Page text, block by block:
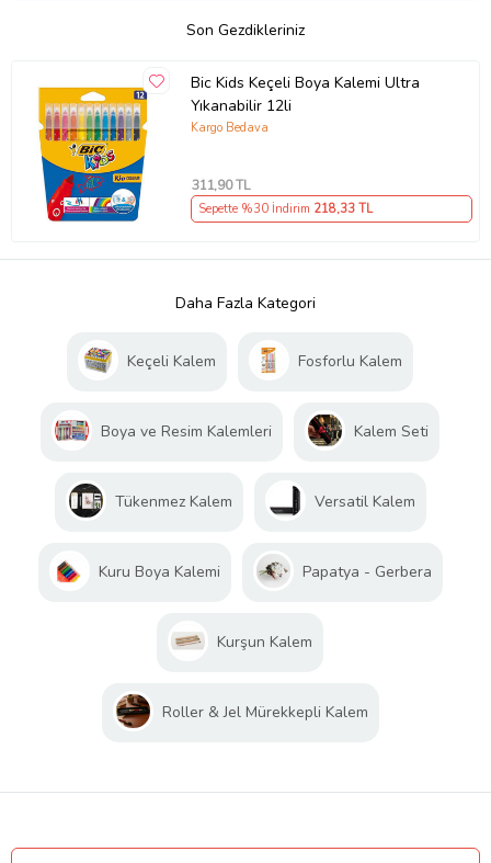
Son Gezdikleriniz
Bic Kids Keçeli Boya Kalemi Ultra
Yıkanabilir 12li
Kargo Bedava
311,90 TL
Sepette %30 İndirim 218,33 TL
Daha Fazla Kategori
Keçeli Kalem Fosforlu Kalem
Boya ve Resim Kalemleri Kalem Seti
Tükenmez Kalem Versatil Kalem
Kuru Boya Kalemi Papatya - Gerbera
Kurşun Kalem
Roller & Jel Mürekkepli Kalem